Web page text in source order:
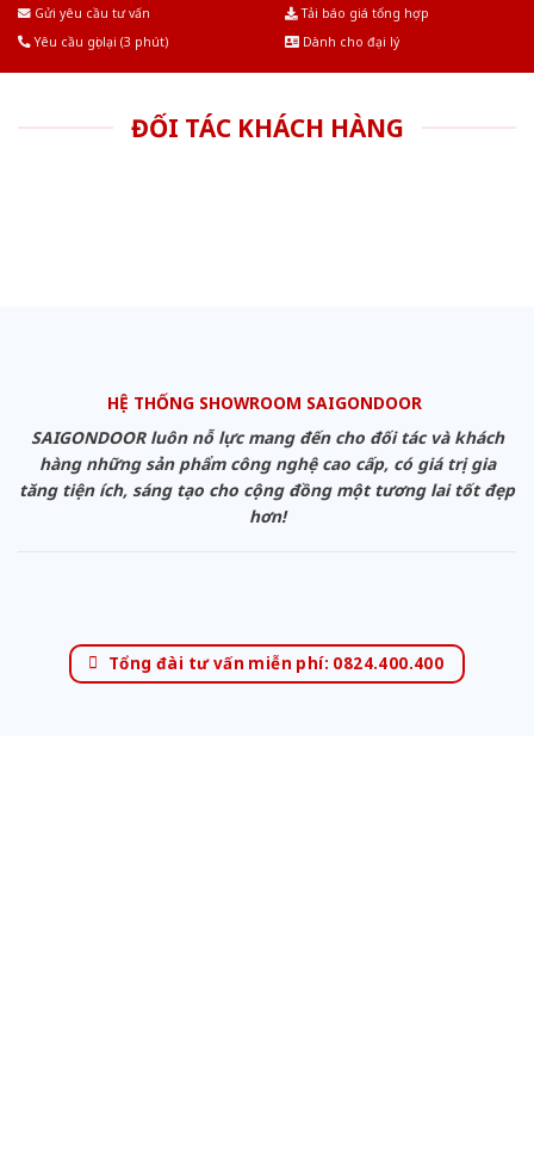
Gửi yêu cầu tư vấn
Tải báo giá tổng hợp
Yêu cầu gọi lại (3 phút)
Dành cho đại lý
ĐỐI TÁC KHÁCH HÀNG
HỆ THỐNG SHOWROOM SAIGONDOOR
SAIGONDOOR luôn nỗ lực mang đến cho đối tác và khách
hàng những sản phẩm công nghệ cao cấp, có giá trị gia
tăng tiện ích, sáng tạo cho cộng đồng một tương lai tốt đẹp
hơn!
Tổng đài tư vấn miễn phí: 0824.400.400